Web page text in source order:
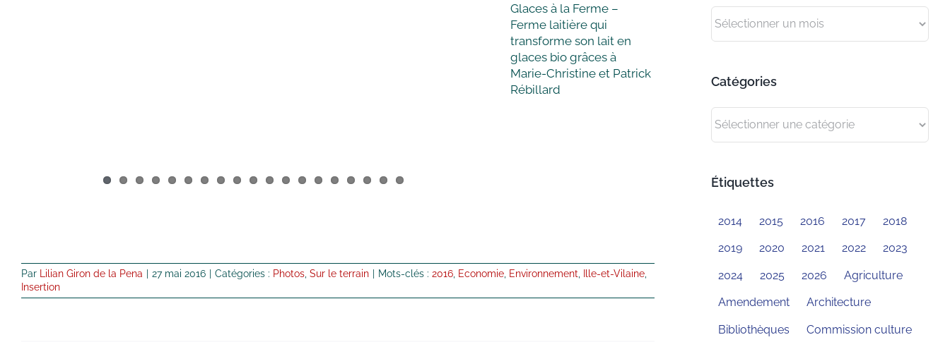
Glaces à la Ferme –
Ferme laitière qui
transforme son lait en
glaces bio grâces à
Marie-Christine et Patrick
Rébillard
Par Lilian Giron de la Pena 27 mai 2016 Catégories : Photos Sur le terrain Mots-clés : 2016 Economie Environnement Ille-et-Vilaine
Insertion
Archives
Catégories
Catégories
Étiquettes
2014 2015 2016 2017 2018
2019 2020 2021 2022 2023
2024 2025 2026 Agriculture
Amendement Architecture
Bibliothèques Commission culture